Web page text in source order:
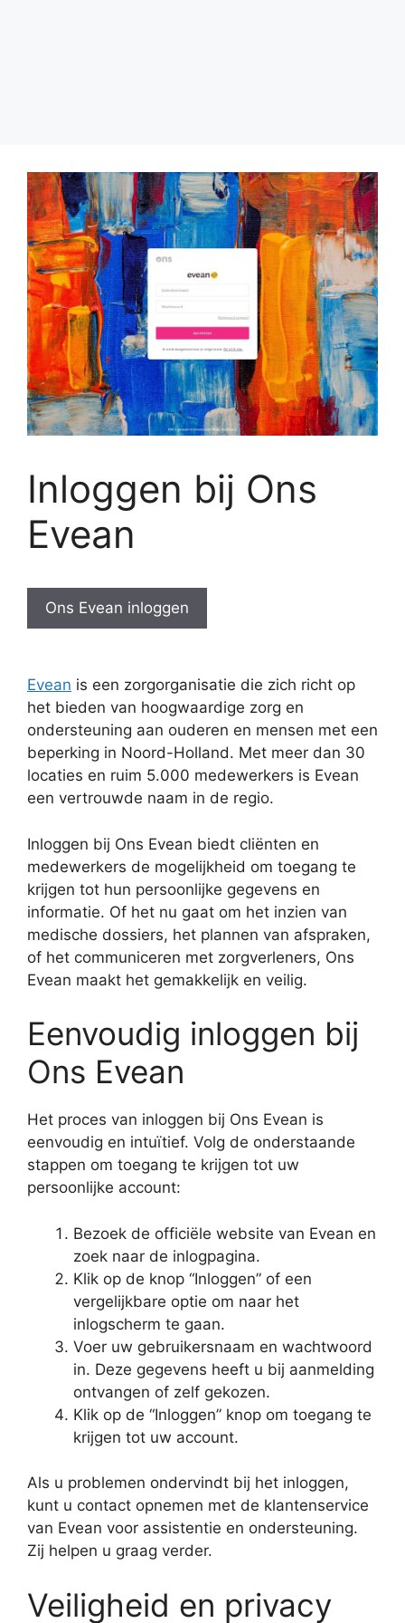
Inloggen bij Ons
Evean
Ons Evean inloggen
Evean is een zorgorganisatie die zich richt op
het bieden van hoogwaardige zorg en
ondersteuning aan ouderen en mensen met een
beperking in Noord-Holland. Met meer dan 30
locaties en ruim 5.000 medewerkers is Evean
een vertrouwde naam in de regio.
Inloggen bij Ons Evean biedt cliënten en
medewerkers de mogelijkheid om toegang te
krijgen tot hun persoonlijke gegevens en
informatie. Of het nu gaat om het inzien van
medische dossiers, het plannen van afspraken,
of het communiceren met zorgverleners, Ons
Evean maakt het gemakkelijk en veilig.
Eenvoudig inloggen bij
Ons Evean
Het proces van inloggen bij Ons Evean is
eenvoudig en intuïtief. Volg de onderstaande
stappen om toegang te krijgen tot uw
persoonlijke account:
Bezoek de officiële website van Evean en
zoek naar de inlogpagina.
Klik op de knop “Inloggen” of een
vergelijkbare optie om naar het
inlogscherm te gaan.
Voer uw gebruikersnaam en wachtwoord
in. Deze gegevens heeft u bij aanmelding
ontvangen of zelf gekozen.
Klik op de “Inloggen” knop om toegang te
krijgen tot uw account.
Als u problemen ondervindt bij het inloggen,
kunt u contact opnemen met de klantenservice
van Evean voor assistentie en ondersteuning.
Zij helpen u graag verder.
Veiligheid en privacy